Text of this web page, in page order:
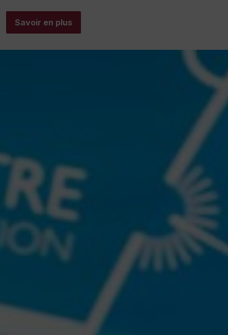
Savoir en plus